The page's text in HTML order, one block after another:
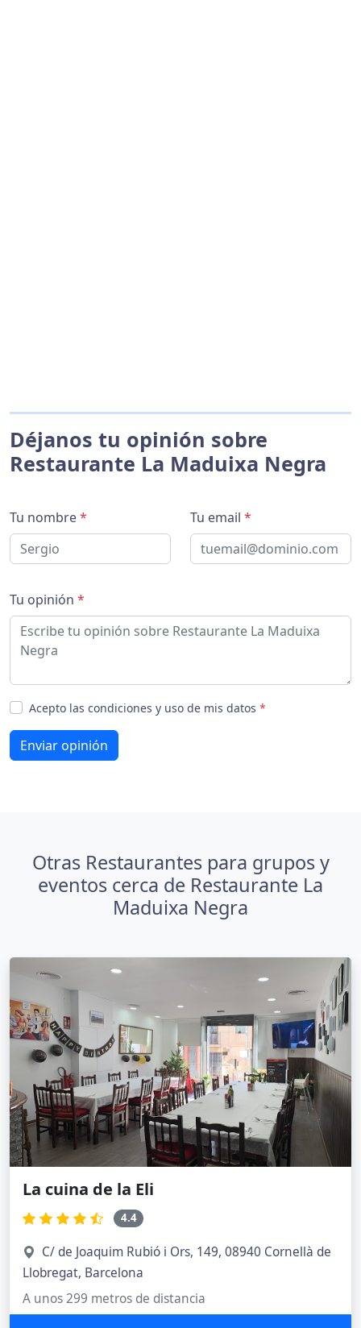
Déjanos tu opinión sobre
Restaurante La Maduixa Negra
Tu nombre* Tu email *
Tu opinión *
Acepto las condiciones y uso de mis datos *
Enviar opinión
Otras Restaurantes para grupos y
eventos cerca de Restaurante La
Maduixa Negra
La cuina de la Eli
4.4
C/ de Joaquim Rubió i Ors, 149, 08940 Cornellà de
Llobregat, Barcelona
A unos 299 metros de distancia